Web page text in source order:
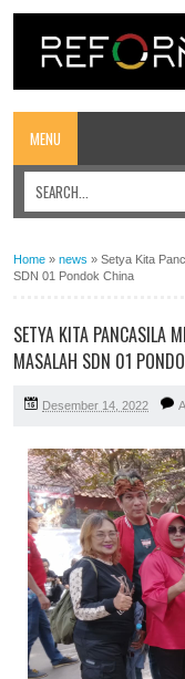
MENU
Home » news » Setya Kita
SDN 01 Pondok China
SETYA KITA PANCASILA
MASALAH SDN 01
Desember 14, 2022